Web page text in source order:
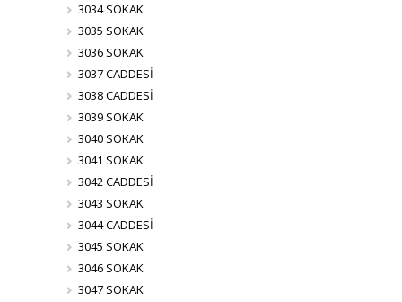
3034 SOKAK
3035 SOKAK
3036 SOKAK
3037 CADDESİ
3038 CADDESİ
3039 SOKAK
3040 SOKAK
3041 SOKAK
3042 CADDESİ
3043 SOKAK
3044 CADDESİ
3045 SOKAK
3046 SOKAK
3047 SOKAK